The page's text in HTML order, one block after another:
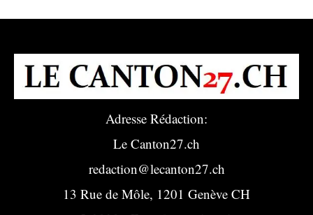
Adresse Rédaction:
Le Canton27.ch
redaction@lecanton27.ch
13 Rue de Môle, 1201 Genève CH